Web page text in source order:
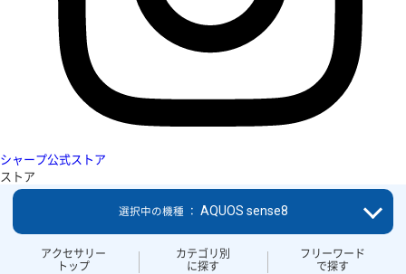
シャープ公式ストア
ストア
アクセサリー
トップ
カテゴリ別
に探す
フリーワード
で探す
選択中の機種 ： AQUOS sense8